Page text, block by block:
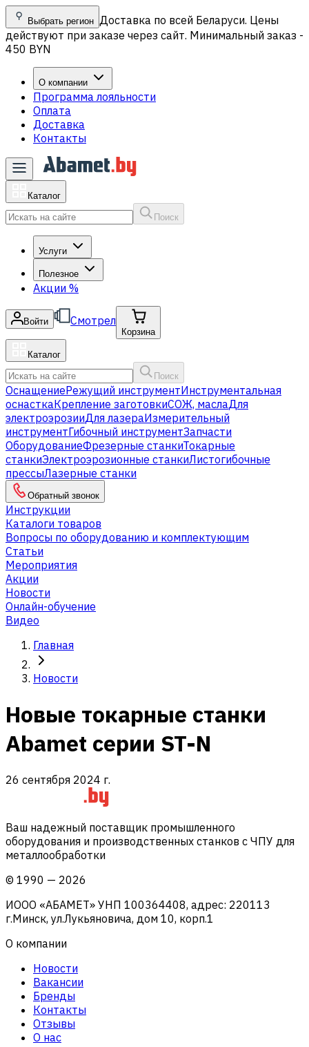
Выбрать регион Доставка по всей Беларуси. Цены
действуют при заказе через сайт. Минимальный заказ -
450 BYN
О компании
Программа лояльности
Оплата
Доставка
Контакты
Каталог
Поиск
Услуги
Полезное
Акции %
Войти Смотрел
Корзина
Каталог
Поиск
ОснащениеРежущий инструментИнструментальная
оснасткаКрепление заготовкиСОЖ, маслаДля
электроэрозииДля лазераИзмерительный
инструментГибочный инструментЗапчасти
ОборудованиеФрезерные станкиТокарные
станкиЭлектроэрозионные станкиЛистогибочные
прессыЛазерные станки
Обратный звонок
Инструкции
Каталоги товаров
Вопросы по оборудованию и комплектующим
Статьи
Мероприятия
Акции
Новости
Онлайн-обучение
Видео
Главная
Новости
Новые токарные станки
Abamet серии ST-N
26 сентября 2024 г.
Ваш надежный поставщик промышленного
оборудования и производственных станков с ЧПУ для
металлообработки
© 1990 — 2026
ИООО «АБАМЕТ» УНП 100364408, адрес: 220113
г.Минск, ул.Лукьяновича, дом 10, корп.1
О компании
Новости
Вакансии
Бренды
Контакты
Отзывы
О нас